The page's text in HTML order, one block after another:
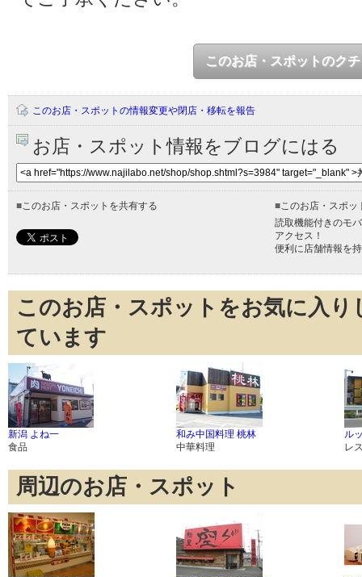
このお店・スポットのク
このお店・スポットの情報変更や閉店・移転を報告
お店・スポット情報をブログにはる
■このお店・スポットを共有する ■このお店・スポッ
読取機能付きのモ
アクセス！
便利に店舗情報を
このお店・スポットをお気に入
ています
新潟 よね一
食品
和み中国料理 桃林
中華料理
ル
レ
周辺のお店・スポット